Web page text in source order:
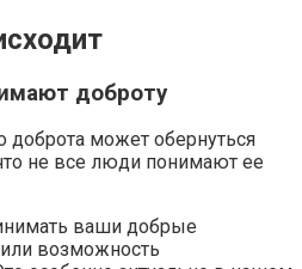
доброту
доброта может обернуться
не все люди понимают ее
ваши добрые
возможность